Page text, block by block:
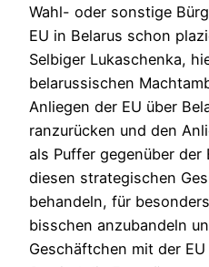
Wahl- oder sonstige
EU in Belarus schon
Selbiger Lukaschenka,
belarussischen
Anliegen der EU über
ranzurücken und den
als Puffer gegenüber der
diesen strategischen
behandeln, für
bisschen anzubandeln
Geschäftchen mit der